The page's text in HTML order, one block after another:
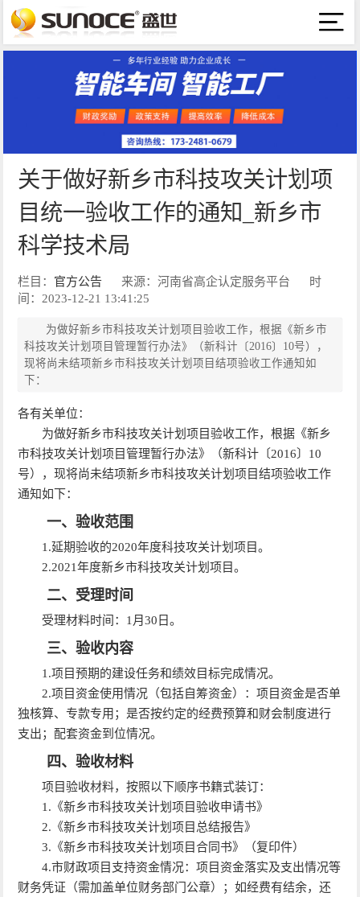
关于做好新乡市科技攻关计划项
目统一验收工作的通知_新乡市
科学技术局
栏目： 官方公告 来源：河南省高企认定服务平台
时
间：2023-12-21 13:41:25
为做好新乡市科技攻关计划项目验收工作，根据《新乡市
科技攻关计划项目管理暂行办法》（新科计〔2016〕10号），
现将尚未结项新乡市科技攻关计划项目结项验收工作通知如
下：
各有关单位：
为做好新乡市科技攻关计划项目验收工作，根据《新乡
市科技攻关计划项目管理暂行办法》（新科计〔2016〕10
号），现将尚未结项新乡市科技攻关计划项目结项验收工作
通知如下：
一、验收范围
1.延期验收的2020年度科技攻关计划项目。
2.2021年度新乡市科技攻关计划项目。
二、受理时间
受理材料时间：1月30日。
三、验收内容
1.项目预期的建设任务和绩效目标完成情况。
2.项目资金使用情况（包括自筹资金）：项目资金是否单
独核算、专款专用；是否按约定的经费预算和财会制度进行
支出；配套资金到位情况。
四、验收材料
项目验收材料，按照以下顺序书籍式装订：
1.《新乡市科技攻关计划项目验收申请书》
2.《新乡市科技攻关计划项目总结报告》
3.《新乡市科技攻关计划项目合同书》（复印件）
4.市财政项目支持资金情况：项目资金落实及支出情况等
财务凭证（需加盖单位财务部门公章）；如经费有结余，还